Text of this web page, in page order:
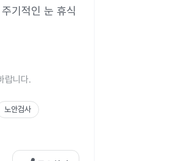
기적인 눈 휴식
랍니다.
노안검사